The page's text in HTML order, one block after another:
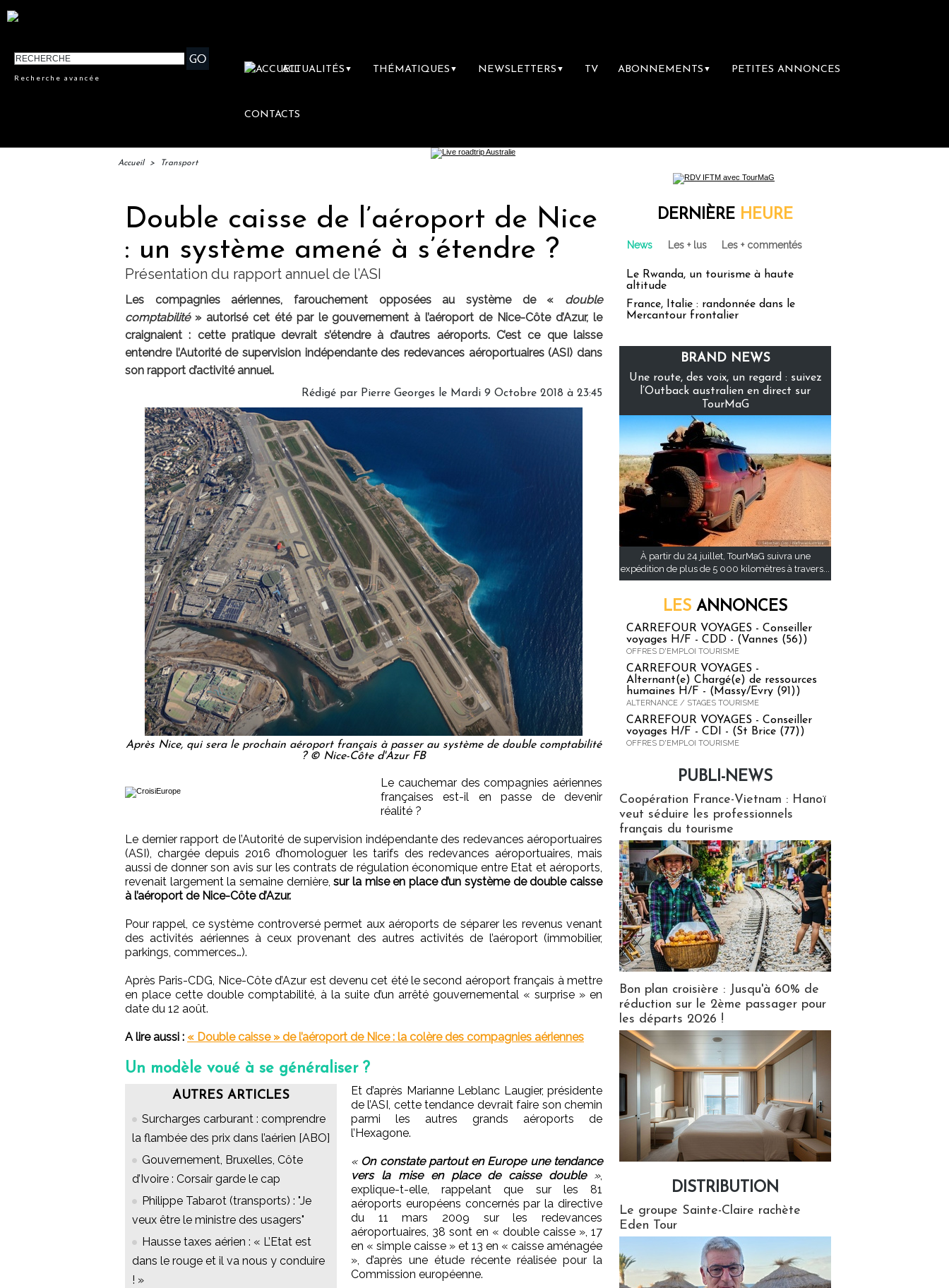
Recherche avancée
ACTUALITÉS ▼ THÉMATIQUES ▼ NEWSLETTERS ▼ TV ABONNEMENTS ▼ PETITES ANNONCES
CONTACTS
Accueil > Transport
Double caisse de l’aéroport de Nice
: un système amené à s’étendre ?
Présentation du rapport annuel de l’ASI
Les compagnies aériennes, farouchement opposées au système de « double
comptabilité» autorisé cet été par le gouvernement à l’aéroport de Nice-Côte d’Azur, le
craignaient : cette pratique devrait s’étendre à d’autres aéroports. C’est ce que laisse
entendre l’Autorité de supervision indépendante des redevances aéroportuaires (ASI) dans
son rapport d’activité annuel.
Rédigé par Pierre Georges le Mardi 9 Octobre 2018 à 23:45
Après Nice, qui sera le prochain aéroport français à passer au système de double comptabilité
? © Nice-Côte d'Azur FB
Le cauchemar des compagnies aériennes
françaises est-il en passe de devenir
réalité ?
Le dernier rapport de l’Autorité de supervision indépendante des redevances aéroportuaires
(ASI), chargée depuis 2016 d’homologuer les tarifs des redevances aéroportuaires, mais
aussi de donner son avis sur les contrats de régulation économique entre Etat et aéroports,
revenait largement la semaine dernière,sur la mise en place d’un système de double caisse
à l’aéroport de Nice-Côte d’Azur.
Pour rappel, ce système controversé permet aux aéroports de séparer les revenus venant
des activités aériennes à ceux provenant des autres activités de l’aéroport (immobilier,
parkings, commerces…).
Après Paris-CDG, Nice-Côte d’Azur est devenu cet été le second aéroport français à mettre
en place cette double comptabilité, à la suite d’un arrêté gouvernemental « surprise » en
date du 12 août.
A lire aussi : « Double caisse » de l’aéroport de Nice : la colère des compagnies aériennes
Un modèle voué à se généraliser ?
AUTRES ARTICLES
Surcharges carburant : comprendre
la flambée des prix dans l’aérien [ABO]
Gouvernement, Bruxelles, Côte
d’Ivoire : Corsair garde le cap
Philippe Tabarot (transports) : "Je
veux être le ministre des usagers"
Hausse taxes aérien : « L’Etat est
dans le rouge et il va nous y conduire
! »
Et d’après Marianne Leblanc Laugier, présidente
de l’ASI, cette tendance devrait faire son chemin
parmi les autres grands aéroports de
l’Hexagone.
« On constate partout en Europe une tendance
vers la mise en place de caisse double»,
explique-t-elle, rappelant que sur les 81
aéroports européens concernés par la directive
du 11 mars 2009 sur les redevances
aéroportuaires, 38 sont en « double caisse », 17
en « simple caisse » et 13 en « caisse aménagée
», d’après une étude récente réalisée pour la
Commission européenne.
DERNIÈRE HEURE
News Les + lus Les + commentés
Le Rwanda, un tourisme à haute
altitude
France, Italie : randonnée dans le
Mercantour frontalier
BRAND NEWS
Une route, des voix, un regard : suivez
l’Outback australien en direct sur
TourMaG
À partir du 24 juillet, TourMaG suivra une
expédition de plus de 5 000 kilomètres à travers...
LES ANNONCES
CARREFOUR VOYAGES - Conseiller
voyages H/F - CDD - (Vannes (56))
OFFRES D'EMPLOI TOURISME
CARREFOUR VOYAGES -
Alternant(e) Chargé(e) de ressources
humaines H/F - (Massy/Evry (91))
ALTERNANCE / STAGES TOURISME
CARREFOUR VOYAGES - Conseiller
voyages H/F - CDI - (St Brice (77))
OFFRES D'EMPLOI TOURISME
PUBLI-NEWS
Coopération France-Vietnam : Hanoï
veut séduire les professionnels
français du tourisme
Bon plan croisière : Jusqu'à 60% de
réduction sur le 2ème passager pour
les départs 2026 !
DISTRIBUTION
Le groupe Sainte-Claire rachète
Eden Tour